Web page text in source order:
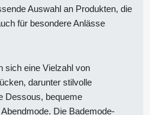
Auswahl an Produkten, die
für besondere Anlässe
sich eine Vielzahl von
darunter stilvolle
Dessous, bequeme
Die Bademode-